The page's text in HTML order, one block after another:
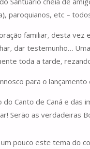
paroquianos, etc –
familiar, desta
dar testemunho…
toda a tarde,
para o
Canto de Caná e das
Serão as verdadeiras
pouco este tema do